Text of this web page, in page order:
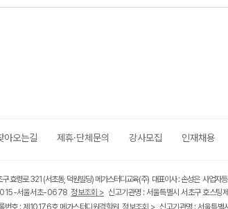
아오는길 제휴·단체문의 강사모집 인재채용
효령로 321 (서초동, 덕원빌딩) 메가스터디교육(주) 대표이사 : 손성은 사
서울서초-0678 정보조회 > 신고기관명 : 서울특별시 서초구 호스팅
번호 : 제10176호 메가스터디원격학원 정보조회 > 신고기관명 : 서울특별